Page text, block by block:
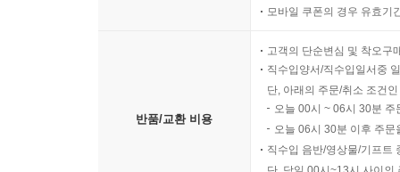
모바일 쿠폰의 경우 유효기
반품/교환 비용
고객의 단순변심 및 착오구
직수입양서/직수입일서중
단, 아래의 주문/취소 조건
오늘 00시 ~ 06시 30분
오늘 06시 30분 이후 주
직수입 음반/영상물/기프트